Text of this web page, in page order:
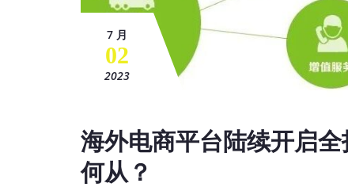
7 月
02
2023
海外电商平台陆续开启
何从？